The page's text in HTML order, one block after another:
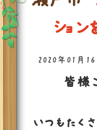
ショ ン
2020年01月16
皆様
いつもたく